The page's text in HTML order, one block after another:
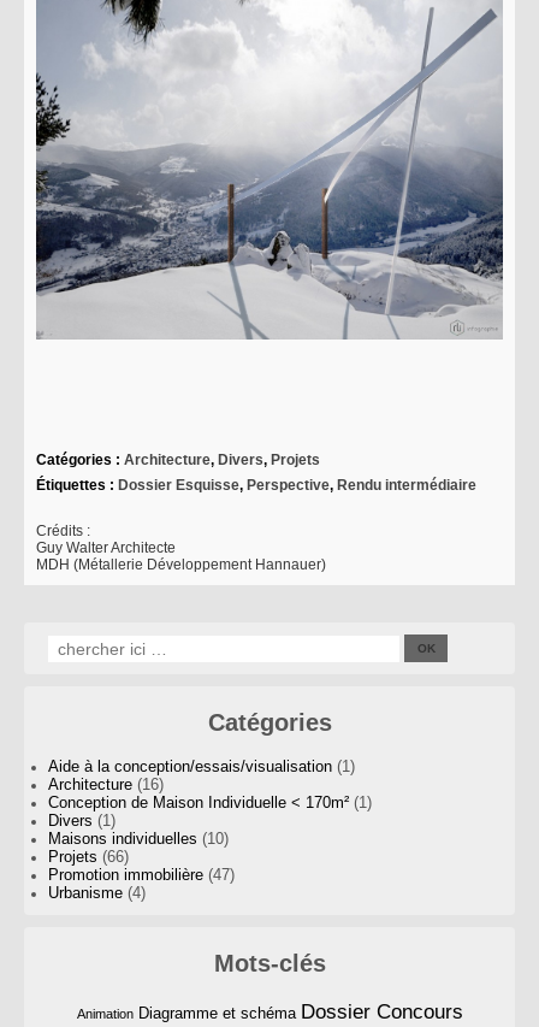
Catégories : Architecture, Divers, Projets
Étiquettes : Dossier Esquisse, Perspective, Rendu intermédiaire
Crédits :
Guy Walter Architecte
MDH (Métallerie Développement Hannauer)
Catégories
Aide à la conception/essais/visualisation (1)
Architecture (16)
Conception de Maison Individuelle < 170m² (1)
Divers (1)
Maisons individuelles (10)
Projets (66)
Promotion immobilière (47)
Urbanisme (4)
Mots-clés
Animation Diagramme et schéma Dossier Concours